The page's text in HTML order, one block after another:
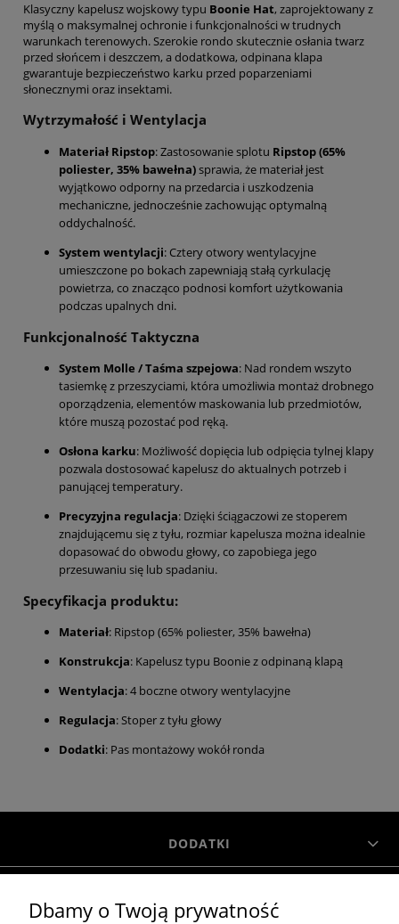
Klasyczny kapelusz wojskowy typu Boonie Hat, zaprojektowany z
myślą o maksymalnej ochronie i funkcjonalności w trudnych
warunkach terenowych. Szerokie rondo skutecznie osłania twarz
przed słońcem i deszczem, a dodatkowa, odpinana klapa
gwarantuje bezpieczeństwo karku przed poparzeniami
słonecznymi oraz insektami.
Wytrzymałość i Wentylacja
Materiał Ripstop: Zastosowanie splotu Ripstop (65%
poliester, 35% bawełna)sprawia, że materiał jest
wyjątkowo odporny na przedarcia i uszkodzenia
mechaniczne, jednocześnie zachowując optymalną
oddychalność.
System wentylacji: Cztery otwory wentylacyjne
umieszczone po bokach zapewniają stałą cyrkulację
powietrza, co znacząco podnosi komfort użytkowania
podczas upalnych dni.
Funkcjonalność Taktyczna
System Molle / Taśma szpejowa: Nad rondem wszyto
tasiemkę z przeszyciami, która umożliwia montaż drobnego
oporządzenia, elementów maskowania lub przedmiotów,
które muszą pozostać pod ręką.
Osłona karku: Możliwość dopięcia lub odpięcia tylnej klapy
pozwala dostosować kapelusz do aktualnych potrzeb i
panującej temperatury.
Precyzyjna regulacja: Dzięki ściągaczowi ze stoperem
znajdującemu się z tyłu, rozmiar kapelusza można idealnie
dopasować do obwodu głowy, co zapobiega jego
przesuwaniu się lub spadaniu.
Specyfikacja produktu:
Materiał: Ripstop (65% poliester, 35% bawełna)
Konstrukcja: Kapelusz typu Boonie z odpinaną klapą
Wentylacja: 4 boczne otwory wentylacyjne
Regulacja: Stoper z tyłu głowy
Dodatki: Pas montażowy wokół ronda
DODATKI
INFORMACJE
Dbamy o Twoją prywatność